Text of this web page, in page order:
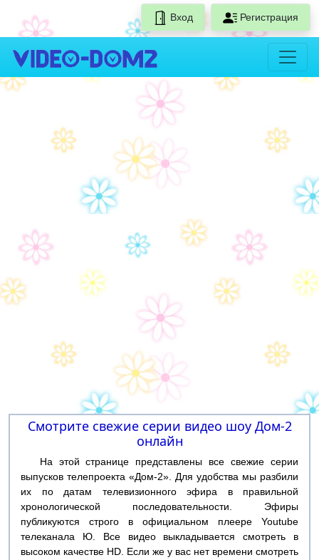
Вход Регистрация
Смотрите свежие серии видео шоу Дом-2
онлайн
На этой странице представлены все свежие серии
выпусков телепроекта «Дом-2». Для удобства мы разбили
их по датам телевизионного эфира в правильной
хронологической последовательности. Эфиры
публикуются строго в официальном плеере Youtube
телеканала Ю. Все видео выкладывается смотреть в
высоком качестве HD. Если же у вас нет времени смотреть